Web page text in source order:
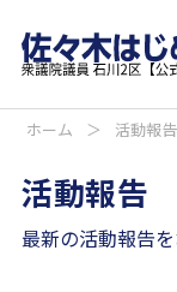
ホーム ＞ 活動報告
活動報告
最新の活動報告